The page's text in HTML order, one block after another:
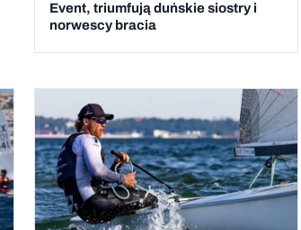
Event, triumfują duńskie siostry i
norwescy bracia